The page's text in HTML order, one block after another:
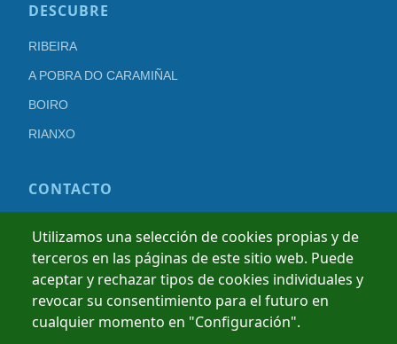
Utilizamos una selección de cookies propias y de
terceros en las páginas de este sitio web. Puede
aceptar y rechazar tipos de cookies individuales y
revocar su consentimiento para el futuro en
cualquier momento en "Configuración".
DESCUBRE
RIBEIRA
A POBRA DO CARAMIÑAL
BOIRO
RIANXO
CONTACTO
info@barbanzarousa.gal
AVISO LEGALPOLÍTICA DE PRIVACIDADPOLÍTICA DE COOKIES